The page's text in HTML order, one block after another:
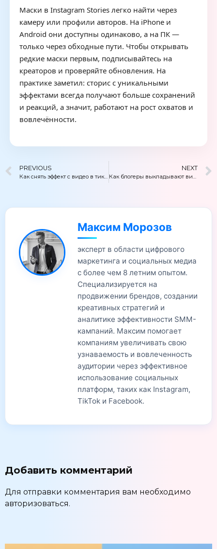
Маски в Instagram Stories легко найти через
камеру или профили авторов. На iPhone и
Android они доступны одинаково, а на ПК —
только через обходные пути. Чтобы открывать
редкие маски первым, подписывайтесь на
креаторов и проверяйте обновления. На
практике заметил: сторис с уникальными
эффектами всегда получают больше сохранений
и реакций, а значит, работают на рост охватов и
вовлечённости.
PREVIOUS
Как снять эффект с видео в тик ток
NEXT
Как блогеры выкладывают видео в ТикТок
Максим Морозов
эксперт в области цифрового
маркетинга и социальных медиа
с более чем 8 летним опытом.
Специализируется на
продвижении брендов, создании
креативных стратегий и
аналитике эффективности SMM-
кампаний. Максим помогает
компаниям увеличивать свою
узнаваемость и вовлеченность
аудитории через эффективное
использование социальных
платформ, таких как Instagram,
TikTok и Facebook.
Добавить комментарий
Для отправки комментария вам необходимо
авторизоваться.